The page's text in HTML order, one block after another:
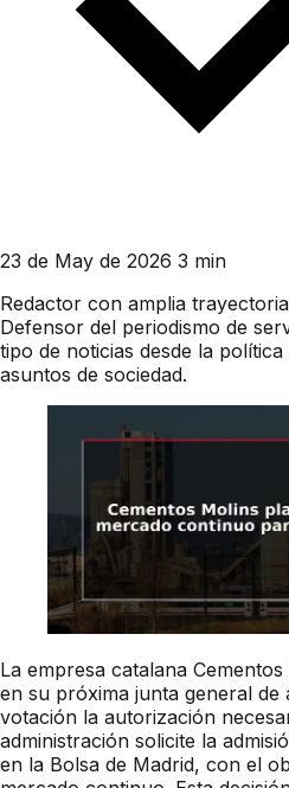
23 de May de 2026 3 min
Redactor con amplia
Defensor del periodismo de
tipo de noticias desde la
asuntos de sociedad.
La empresa catalana
en su próxima junta general de
votación la autorización
administración solicite la
en la Bolsa de Madrid, con el